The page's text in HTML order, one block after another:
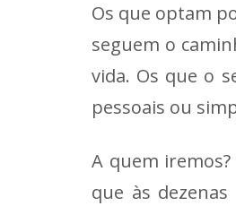
Os que optam
seguem o
vida. Os que o
pessoais ou
A quem
que às